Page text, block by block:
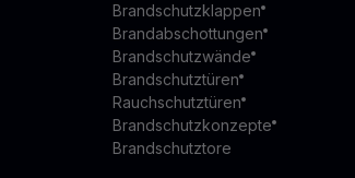
Brandschutzklappen
Brandabschottungen
Brandschutzwände
Brandschutztüren
Rauchschutztüren
Brandschutzkonzepte
Brandschutztore